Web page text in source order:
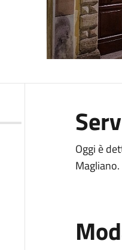
Oggi è
Magliano.